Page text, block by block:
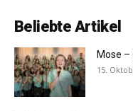
Beliebte Artikel
Mose
15.